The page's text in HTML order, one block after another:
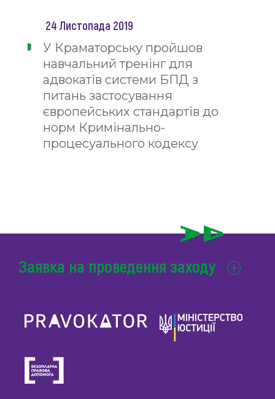
24 Листопада 2019
У Краматорську пройшов
навчальний тренінг для
адвокатів системи БПД з
питань застосування
європейських стандартів до
норм Кримінально-
процесуального кодексу
Заявка на проведення заходу